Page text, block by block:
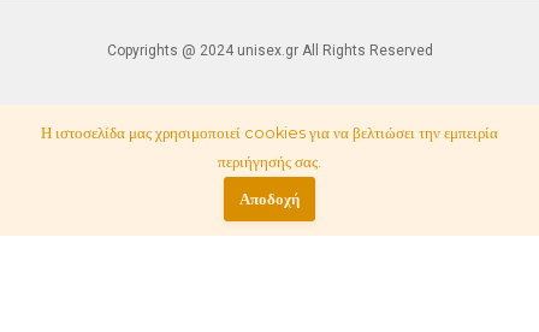
Copyrights @ 2024 unisex.gr All Rights Reserved
Η ιστοσελίδα μας χρησιμοποιεί cookies για να βελτιώσει την εμπειρία
περιήγησής σας.
Αποδοχή